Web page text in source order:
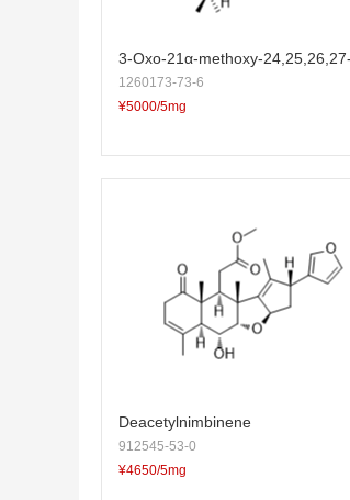
3-Oxo-21α-methoxy-
nortirucall-7-en-23,21-olide
1260173-73-6
¥5000/5mg
Deacetylnimbinene
912545-53-0
¥4650/5mg